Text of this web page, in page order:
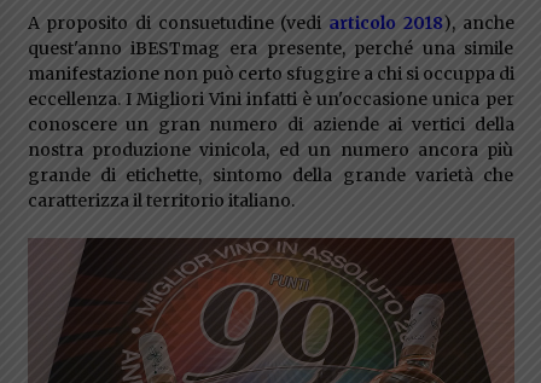
A proposito di consuetudine (vedi articolo 2018), anche
quest'anno iBESTmag era presente, perché una simile
manifestazione non può certo sfuggire a chi si occuppa di
eccellenza. I Migliori Vini infatti è un'occasione unica per
conoscere un gran numero di aziende ai vertici della
nostra produzione vinicola, ed un numero ancora più
grande di etichette, sintomo della grande varietà che
caratterizza il territorio italiano.